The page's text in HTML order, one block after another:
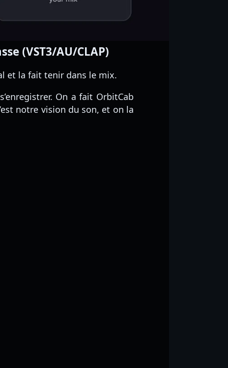
(VST3/AU/CLAP)
et la fait tenir dans le mix.
On a fait OrbitCab
notre vision du son, et on la